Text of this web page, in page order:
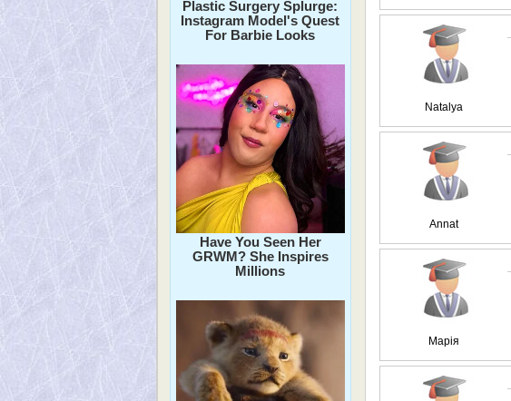
Plastic Surgery Splurge:
Instagram Model's Quest
For Barbie Looks
Have You Seen Her
GRWM? She Inspires
Millions
Natalya
Annat
Марія